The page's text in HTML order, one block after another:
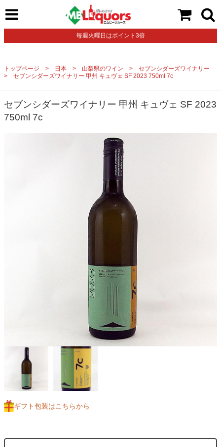
毎週火曜日はポイント3倍
トップページ 日本 山梨県のワイン
セブンシダーズワイナリー
セブンシダーズワイナリー 甲州 キュヴェ SF 2023 750ml 7c
セブンシダーズワイナリー 甲州 キュヴェ SF 2023
750ml 7c
ギフト包装はこちらから